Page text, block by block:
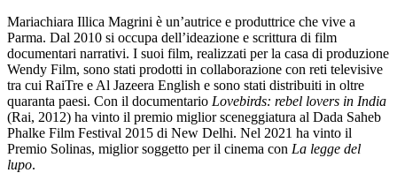
Mariachiara Illica Magrini è un’autrice e produttrice che vive a
Parma. Dal 2010 si occupa dell’ideazione e scrittura di film
documentari narrativi. I suoi film, realizzati per la casa di produzione
Wendy Film, sono stati prodotti in collaborazione con reti televisive
tra cui RaiTre e Al Jazeera English e sono stati distribuiti in oltre
quaranta paesi. Con il documentario Lovebirds: rebel lovers in India
(Rai, 2012) ha vinto il premio miglior sceneggiatura al Dada Saheb
Phalke Film Festival 2015 di New Delhi. Nel 2021 ha vinto il
Premio Solinas, miglior soggetto per il cinema con La legge del
lupo.